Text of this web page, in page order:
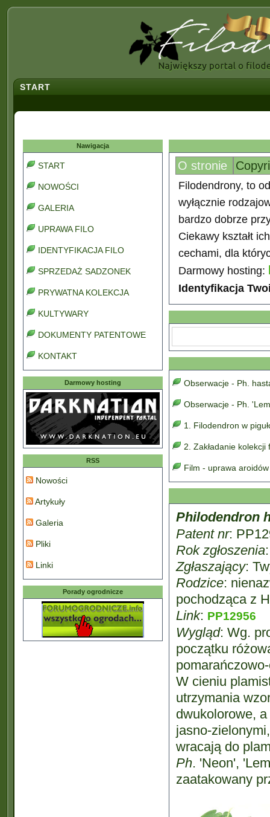
START
Nawigacja
START
NOWOŚCI
GALERIA
UPRAWA FILO
IDENTYFIKACJA FILO
SPRZEDAŻ SADZONEK
PRYWATNA KOLEKCJA
KULTYWARY
DOKUMENTY PATENTOWE
KONTAKT
Darmowy hosting
RSS
Nowości
Artykuły
Galeria
Pliki
Linki
Porady ogrodnicze
O stronie
Filodendrony, to
wyłącznie
bardzo dobrze
Ciekawy kształt
cechami, dla
Darmowy hosting:
Identyfikacja
Obserwacje - Ph.
Obserwacje - Ph.
1. Filodendron w
2. Zakładanie
Film - uprawa
Philodendron
Patent nr:
Rok zgłoszenia
Zgłaszający:
Rodzice:
pochodząca z
Link: PP12956
Wygląd: Wg.
początku
W cieniu
utrzymania
dwukolorowe,
jasno-
wracają do
Ph. 'Neon',
zaatakowany